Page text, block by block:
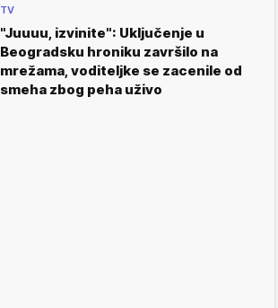
TV
"Juuuu, izvinite": Uključenje u
Beogradsku hroniku završilo na
mrežama, voditeljke se zacenile od
smeha zbog peha uživo